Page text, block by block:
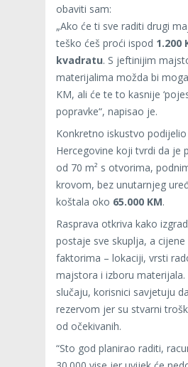
obaviti sam:
„Ako će ti sve raditi drugi
teško ćeš proći ispod 1.200
kvadratu. S jeftinijim
materijalima možda bi
KM, ali će te to kasnije
popravke“, napisao je.
Konkretno iskustvo
Hercegovine koji tvrdi da je
od 70 m² s otvorima,
krovom, bez unutarnjeg
koštala oko 65.000 KM.
Rasprava otkriva kako
postaje sve skuplja, a
faktorima – lokaciji, vrsti
majstora i izboru materijala.
slučaju, korisnici savjetuju
rezervom jer su stvarni
od očekivanih.
“Sto god planirao raditi,